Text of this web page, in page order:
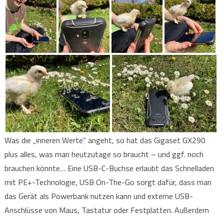
Was die „inneren Werte“ angeht, so hat das Gigaset GX290
plus alles, was man heutzutage so braucht – und ggf. noch
brauchen könnte… Eine USB-C-Buchse erlaubt das Schnelladen
mit PE+-Technologie, USB On-The-Go sorgt dafür, dass man
das Gerät als Powerbank nutzen kann und externe USB-
Anschlüsse von Maus, Tastatur oder Festplatten. Außerdem